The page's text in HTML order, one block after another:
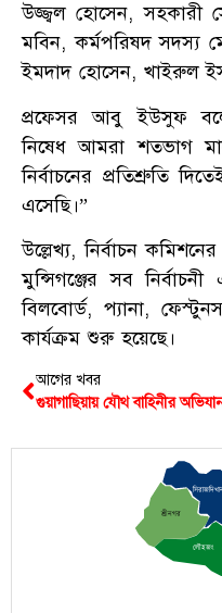
উজ্জ্বল হোসেন, সহকারী
মবিন, কর্মপরিষদ সদস্য
ইমদাদ হোসেন, খাইরুল
প্রফেসর আবু ইউসুফ
নিষেধ আমরা শতভাগ
নির্বাচনের প্রতিশ্রুতি
এসেছি।”
উল্লেখ্য, নির্বাচন
মুন্সিগঞ্জের সব
বিলবোর্ড, প্যানা,
কার্যক্রম শুরু হয়েছে।
আগের খবর
শ্রীনগর
লৌহজং